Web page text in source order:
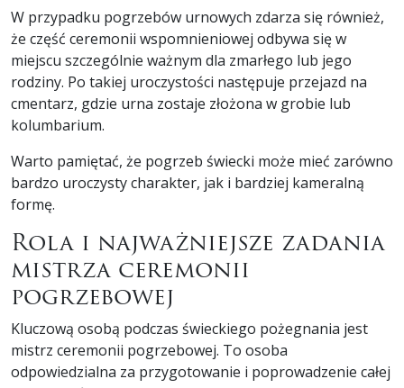
W przypadku pogrzebów urnowych zdarza się również,
że część ceremonii wspomnieniowej odbywa się w
miejscu szczególnie ważnym dla zmarłego lub jego
rodziny. Po takiej uroczystości następuje przejazd na
cmentarz, gdzie urna zostaje złożona w grobie lub
kolumbarium.
Warto pamiętać, że pogrzeb świecki może mieć zarówno
bardzo uroczysty charakter, jak i bardziej kameralną
formę.
Rola i najważniejsze zadania
mistrza ceremonii
pogrzebowej
Kluczową osobą podczas świeckiego pożegnania jest
mistrz ceremonii pogrzebowej. To osoba
odpowiedzialna za przygotowanie i poprowadzenie całej